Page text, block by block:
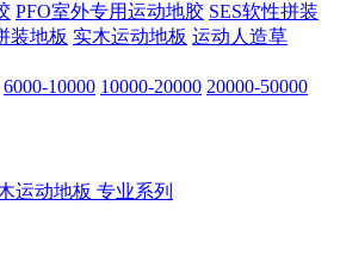
PFO室外专用运动地胶 SES软性拼装
装地板 实木运动地板 运动人造草
6000-10000 10000-20000 20000-50000
运动地板 专业系列